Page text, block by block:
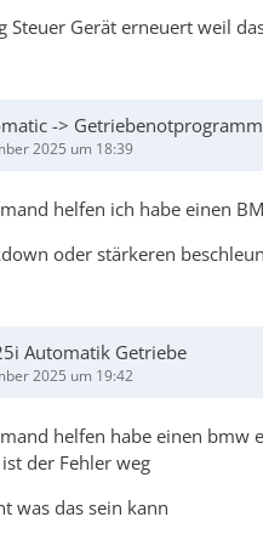
Steuer Gerät erneuert weil
-> Getriebenotprogramm
2025 um 18:39
helfen ich habe einen
oder stärkeren
Automatik Getriebe
2025 um 19:42
helfen habe einen bmw
der Fehler weg
was das sein kann